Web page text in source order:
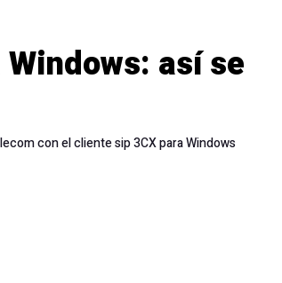
así se
con el cliente sip 3CX para Windows